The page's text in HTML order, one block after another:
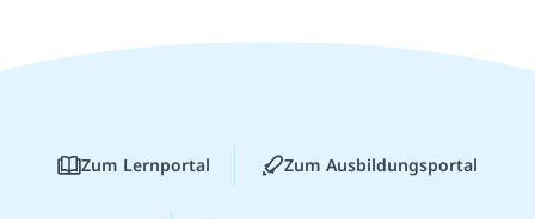
Zum Lernportal Zum Ausbildungsportal